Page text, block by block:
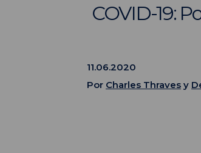
COVID-19:
11.06.2020
Por Charles Thraves y